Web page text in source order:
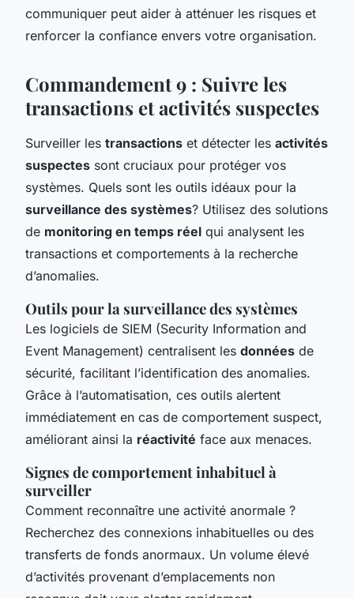
communiquer peut aider à atténuer les risques et
renforcer la confiance envers votre organisation.
Commandement 9 : Suivre les
transactions et activités suspectes
Surveiller les transactions et détecter les activités
suspectes sont cruciaux pour protéger vos
systèmes. Quels sont les outils idéaux pour la
surveillance des systèmes? Utilisez des solutions
de monitoring en temps réel qui analysent les
transactions et comportements à la recherche
d’anomalies.
Outils pour la surveillance des systèmes
Les logiciels de SIEM (Security Information and
Event Management) centralisent les données de
sécurité, facilitant l’identification des anomalies.
Grâce à l’automatisation, ces outils alertent
immédiatement en cas de comportement suspect,
améliorant ainsi la réactivité face aux menaces.
Signes de comportement inhabituel à
surveiller
Comment reconnaître une activité anormale ?
Recherchez des connexions inhabituelles ou des
transferts de fonds anormaux. Un volume élevé
d’activités provenant d’emplacements non